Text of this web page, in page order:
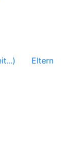
Eltern